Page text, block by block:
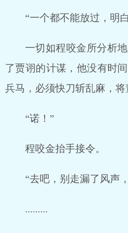
“一个都不能放过，明
一切如程咬金所分析
了贾诩的计谋，他没有时
兵马，必须快刀斩乱麻，将
“诺！”
程咬金抬手接令。
“去吧，别走漏了风声
.........